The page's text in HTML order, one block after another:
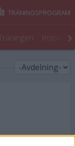
TRÄNINGSPROGRAM